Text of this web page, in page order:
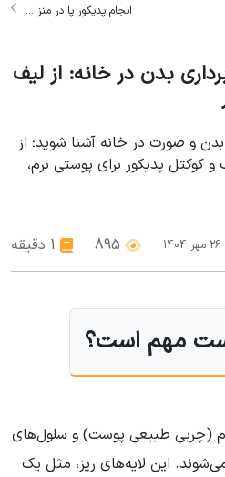
انجام پدیکور پا در منز ...
بدن در خانه: از لیف
بدن و صورت در خانه آشنا شوید؛ از
کوکتل پدیکور برای پوستی نرم،
26 مهر 1404 1 دقیقه
مهم است؟
(چربی طبیعی پوست) و سلول‌های
این لایه‌های ریز، مثل یک